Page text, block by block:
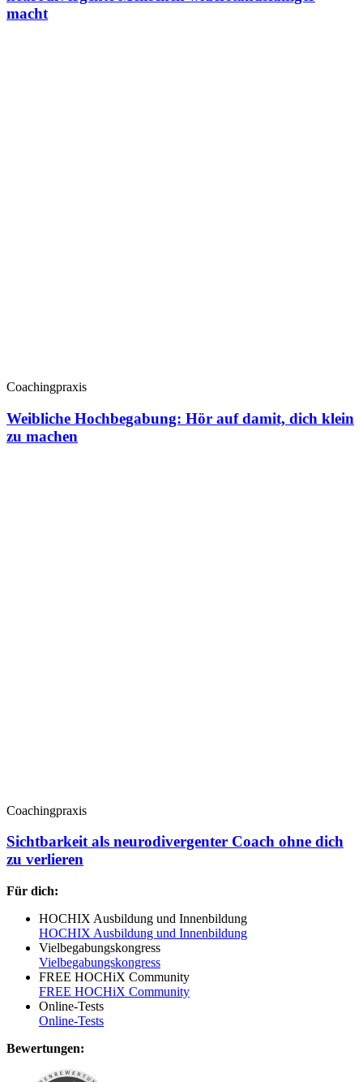
macht
Coachingpraxis
Weibliche Hochbegabung: Hör auf damit, dich klein
zu machen
Coachingpraxis
Sichtbarkeit als neurodivergenter Coach ohne dich
zu verlieren
Für dich:
HOCHIX Ausbildung und Innenbildung
HOCHIX Ausbildung und Innenbildung
Vielbegabungskongress
Vielbegabungskongress
FREE HOCHiX Community
FREE HOCHiX Community
Online-Tests
Online-Tests
Bewertungen: